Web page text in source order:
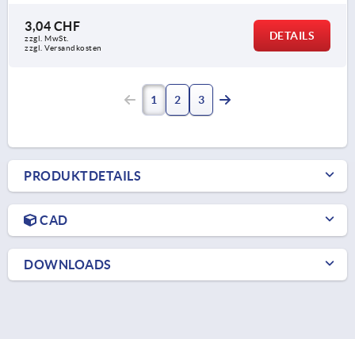
3,04 CHF
zzgl. MwSt.
zzgl. Versandkosten
DETAILS
1 2 3
PRODUKTDETAILS
CAD
DOWNLOADS